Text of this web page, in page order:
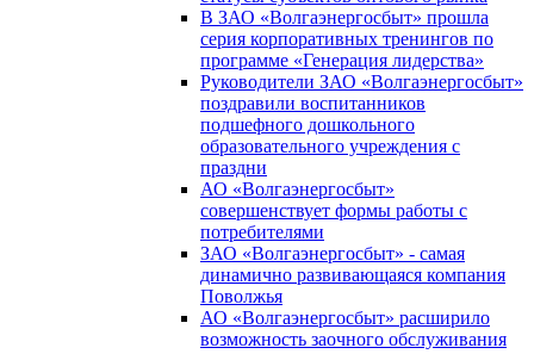
В ЗАО «Волгаэнергосбыт» прошла
серия корпоративных тренингов по
программе «Генерация лидерства»
Руководители ЗАО «Волгаэнергосбыт»
поздравили воспитанников
подшефного дошкольного
образовательного учреждения с
праздни
АО «Волгаэнергосбыт»
совершенствует формы работы с
потребителями
ЗАО «Волгаэнергосбыт» - самая
динамично развивающаяся компания
Поволжья
АО «Волгаэнергосбыт» расширило
возможность заочного обслуживания